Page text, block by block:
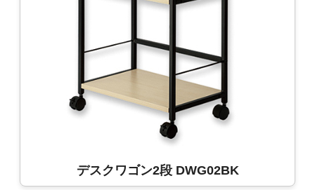
デスクワゴン2段 DWG02BK